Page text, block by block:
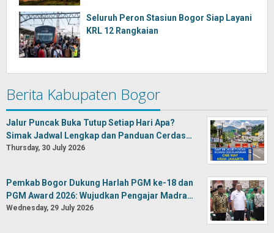
Seluruh Peron Stasiun Bogor Siap Layani
KRL 12 Rangkaian
Berita Kabupaten Bogor
Jalur Puncak Buka Tutup Setiap Hari Apa?
Simak Jadwal Lengkap dan Panduan Cerdas…
Thursday, 30 July 2026
Pemkab Bogor Dukung Harlah PGM ke-18 dan
PGM Award 2026: Wujudkan Pengajar Madra…
Wednesday, 29 July 2026